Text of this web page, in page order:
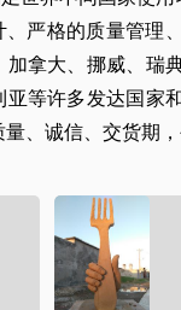
严格的质量管理
拿大、挪威、瑞
等许多发达国家
、诚信、交货期